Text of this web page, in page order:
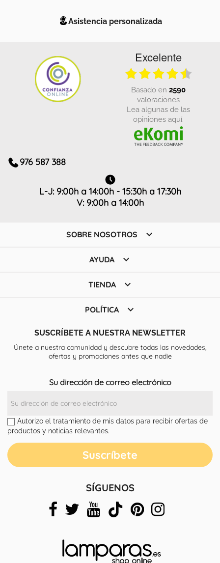
Asistencia personalizada
Excelente
basado en 2590
valoraciones
Lea algunas de las
opiniones aquí.
976 587 388
L-J: 9:00h a 14:00h - 15:30h a 17:30h
V: 9:00h a 14:00h
SOBRE NOSOTROS 
AYUDA 
TIENDA 
POLÍTICA 
SUSCRÍBETE A NUESTRA NEWSLETTER
Únete a nuestra comunidad y descubre todas las novedades,
ofertas y promociones antes que nadie
Su dirección de correo electrónico
Autorizo el tratamiento de mis datos para recibir ofertas de
productos y noticias relevantes.
SÍGUENOS